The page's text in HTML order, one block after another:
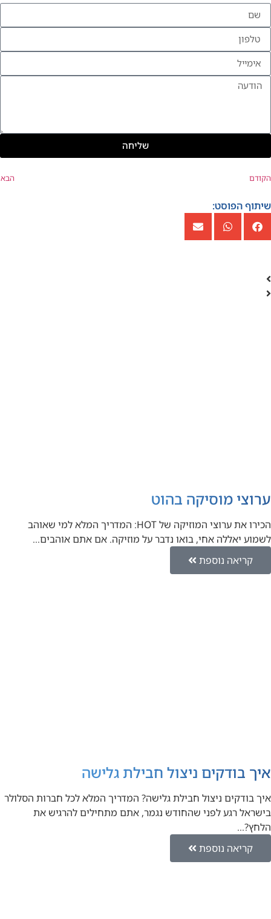
שליחה
הקודם הבא
שיתוף הפוסט:
ערוצי מוסיקה בהוט
הכירו את ערוצי המוזיקה של HOT: המדריך המלא למי שאוהב
לשמוע יאללה אחי, בואו נדבר על מוזיקה. אם אתם אוהבים…
קריאה נוספת
איך בודקים ניצול חבילת גלישה
איך בודקים ניצול חבילת גלישה? המדריך המלא לכל חברות הסלולר
בישראל רגע לפני שהחודש נגמר, אתם מתחילים להרגיש את
הלחץ?…
קריאה נוספת